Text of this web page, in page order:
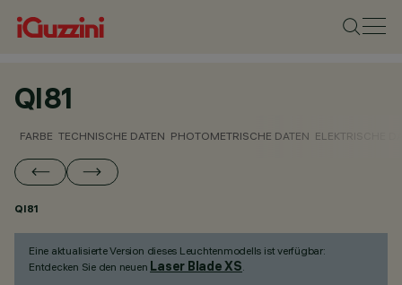
QI81
FARBE TECHNISCHE DATEN PHOTOMETRISCHE DATEN ELEKTRISCHE
QI81
Eine aktualisierte Version dieses Leuchtenmodells ist verfügbar:
Entdecken Sie den neuen Laser Blade XS.